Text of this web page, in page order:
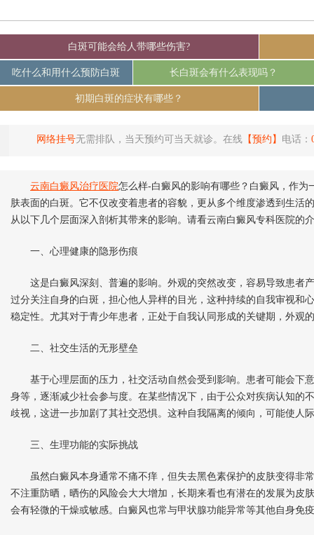
白斑可能会给人带哪些伤害?
吃什么和用什么预防白斑 长白斑会有什么表现吗？
初期白斑的症状有哪些？
网络挂号无需排队，当天预约可当天就诊。在线 【预约】 电话：
云南白癜风治疗医院怎么样-白癜风的影响有哪些？白癜风，作
肤表面的白斑。它不仅改变着患者的容貌，更从多个维度渗透到生活
从以下几个层面深入剖析其带来的影响。请看云南白癜风专科医院的
一、心理健康的隐形伤痕
这是白癜风深刻、普遍的影响。外观的突然改变，容易导致患者
过分关注自身的白斑，担心他人异样的目光，这种持续的自我审视和
稳定性。尤其对于青少年患者，正处于自我认同形成的关键期，外观
二、社交生活的无形壁垒
基于心理层面的压力，社交活动自然会受到影响。患者可能会下
身等，逐渐减少社会参与度。在某些情况下，由于公众对疾病认知的
歧视，这进一步加剧了其社交恐惧。这种自我隔离的倾向，可能使人
三、生理功能的实际挑战
虽然白癜风本身通常不痛不痒，但失去黑色素保护的皮肤变得非
不注重防晒，晒伤的风险会大大增加，长期来看也有潜在的发展为皮
会有轻微的干燥或敏感。白癜风也常与甲状腺功能异常等其他自身免